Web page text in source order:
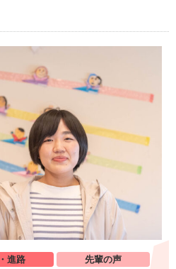
進路 先輩の声